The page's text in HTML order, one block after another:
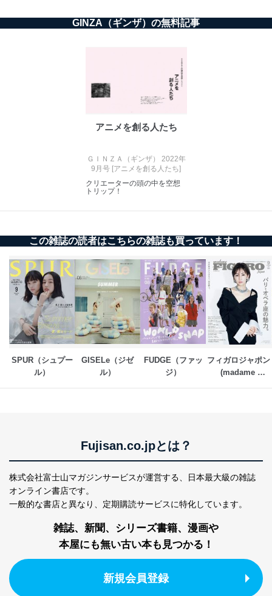
ｅメール等による商品、サービ
ス、キャンペーン等の広告の案内
閲覧履歴や購買履歴等の情報を分
析して、趣味・嗜好に
応じた新商品・サービスに関する
広告のため
処、オペレーター教育など応対品
質向上のため
当社カスタマーQ＆
Aサービス利用者
の確認のため
ｅメール等によるカスタマーQ＆A
サイトのサービス内容のご案内の
ため
ス、キャンペーン等の広告に関す
4
採用応募者の方の
個人情報
採用選考、ご連絡のため
当社の従業者の個
人情報
人事、総務などの雇用管理等のた
め
6
パートナー（提携
企業）からの委託
により当社の
定期購読サービス
等をご利用の方の
個人情報
購入商品配送のため
提携企業及びお客様がご購入され
た商品の発売元企業からのｅメー
ル等による商品、
サービス、キャンペーン等の広告
に関するご案内のため
当社のサービス利用状況の把握お
よびその分析のため
お問い合わせ対応、トラブル対
処、オペレーター教育など応対品
※上記の利用目的のうちNo.1～5については保有個人デ
ータ（開示対象個人情報）の利用目的であり、下記4.の
開示等のご請求に対応させていただきます。
なお、6、7については、パートナー（提携企業）様又は
各SNS運営会社様にご請求いただきますようお願い致し
ます。
３．個人情報の第三者提供について
ません。ただし、次の場合は除きます。
GINZA（ギンザ）の無料記事
アニメを創る人たち
ＧＩＮＺＡ（ギンザ） 2022年
9月号 [アニメを創る人たち]
クリエーターの頭の中を空想
トリップ！
この雑誌の読者はこちらの雑誌も買っています！
SPUR（シュプー
ル）
GISELe（ジゼ
ル）
FUDGE（ファッ
ジ）
フィガロジャポン
(madame
Fujisan.co.jpとは？
株式会社富士山マガジンサービスが運営する、
日本最大級の雑誌
オンライン書店です。
一般的な書店と異なり、 定期購読サービスに特化しています。
雑誌、新聞、シリーズ書籍、漫画や
本屋にも無い古い本も見つかる！
新規会員登録